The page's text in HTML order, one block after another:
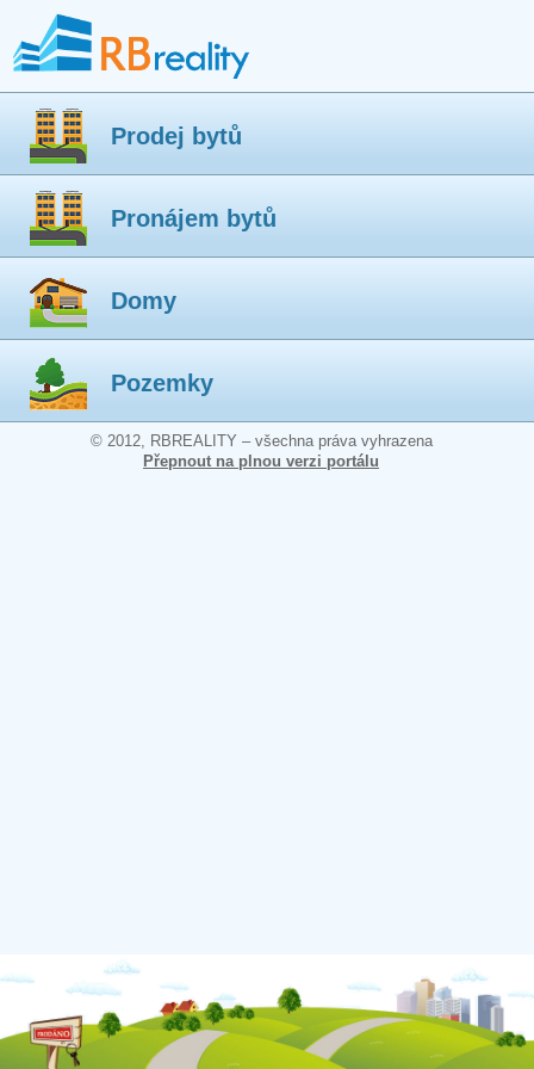
Prodej bytů
Pronájem bytů
Domy
Pozemky
© 2012, RBREALITY – všechna práva vyhrazena
Přepnout na plnou verzi portálu